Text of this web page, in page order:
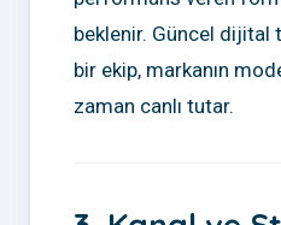
beklenir. Güncel dijital
bir ekip, markanın
zaman canlı tutar.